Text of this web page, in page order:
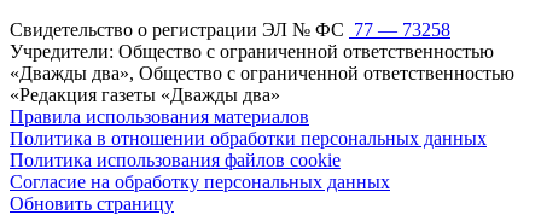
Свидетельство о регистрации ЭЛ № ФС 77 — 73258
Учредители: Общество с ограниченной ответственностью
«Дважды два», Общество с ограниченной ответственностью
«Редакция газеты «Дважды два»
Правила использования материалов
Политика в отношении обработки персональных данных
Политика использования файлов cookie
Согласие на обработку персональных данных
Обновить страницу